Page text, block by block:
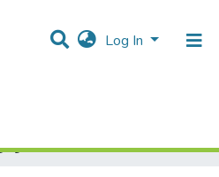
Log In
التسيير المؤسساتي ودوره في الإرتقاء بالأخلاق المهنية دراسة ميدانية بمديرية المجاهدين و ذوي الحقوق لولاية الطارف